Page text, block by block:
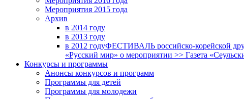
Мероприятия 2015 года
Архив
в 2014 году
в 2013 году
в 2012 годуФЕСТИВАЛЬ российско-корейской
«Русский мир» о мероприятии >> Газета
Конкурсы и программы
Анонсы конкурсов и программ
Программы для детей
Программы для молодежи